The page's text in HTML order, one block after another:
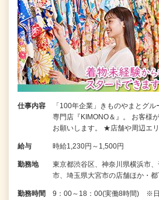
仕事内容
「100年企業」きものやまとグ
専門店『KIMONO＆』。 お客様
お願いします。 ★店舗や周辺エ
給与 時給1,230円～1,500円
勤務地
東京都渋谷区、神奈川県横浜市
市、埼玉県大宮市の店舗ほか・
勤務時間
9：00～18：00(実働8時間) ※